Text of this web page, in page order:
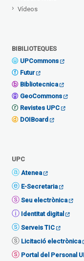
Vídeos
BIBILIOTEQUES
UPCommons
Futur
Bibliotecnica
GeoCommons
Revistes UPC
DOIBoard
UPC
Atenea
E-Secretaria
Seu electrònica
Identitat digital
Serveis TIC
Licitació electrònica
Portal del Personal